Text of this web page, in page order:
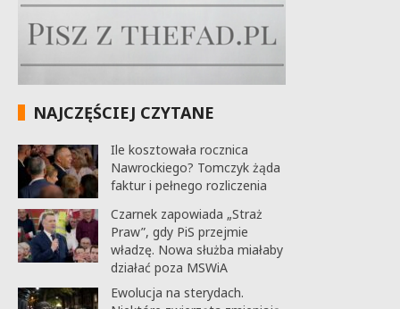
NAJCZĘŚCIEJ CZYTANE
Ile kosztowała rocznica
Nawrockiego? Tomczyk żąda
faktur i pełnego rozliczenia
Czarnek zapowiada „Straż
Praw”, gdy PiS przejmie
władzę. Nowa służba miałaby
działać poza MSWiA
Ewolucja na sterydach.